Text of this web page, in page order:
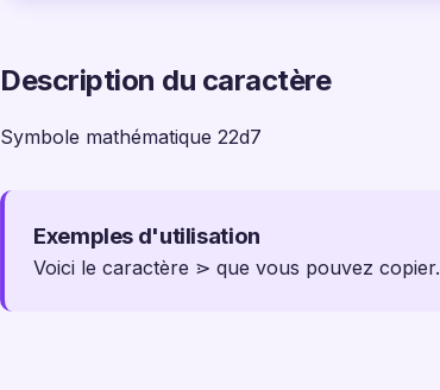
Description du caractère
Symbole mathématique 22d7
Exemples d'utilisation
Voici le caractère ⋗ que vous pouvez copier.